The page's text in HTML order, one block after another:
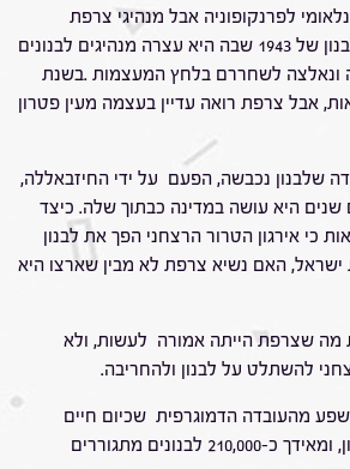
לפרנקופוניה אבל מנהיגי צרפת
שוכחים שזו לא אותה לבנון של 1943 שבה היא עצרה מנהיגים לבנונים
ונאלצה לשחררם בלחץ המעצמות .בשנת
אבל צרפת רואה עדיין בעצמה מעין פטרון
שלבנון נכבשה, הפעם על ידי החיזבאללה,
היא עושה במדינה כבתוך שלה. כיצד
כי אירגון הטרור הרצחני הפך את לבנון
האם נשיא צרפת לא מבין שארצו היא
מה שצרפת הייתה אמורה לעשות, ולא
להשתלט על לבנון ולהחריבה.
מהעובדה הדמוגרפית שכיום חיים
כ-23,000 צרפתים בלבנון, ומאידך כ-210,000 לבנונים מתגוררים